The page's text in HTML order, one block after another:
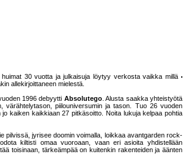
30 vuotta ja julkaisuja löytyy verkosta vaikka millä
allekirjoittaneen mielestä.
1996 debyytti Absolutego. Alusta saakka yhteistyötä
piilouniversumin ja tason. Tuo 26 vuoden
kaiken kaikkiaan 27 pitkäsoitto. Noita lukuja kelpaa pohtia
pilvissä, jyrisee doomin voimalla, loikkaa avantgarden rock-
kiltisti omaa vuoroaan, vaan eri asioita yhdistellään
toisinaan, tärkeämpää on kuitenkin rakenteiden ja äänten